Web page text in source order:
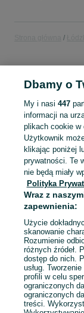
kury
Mapa kategorii
Mapa miejscowości
Mapa ministron
Popularne
Dbamy o
My i nasi 447
informacji na
plikach cookie w
Użytkownik
klikając poniżej
prywatności. Te
nie będą miały
Polityka
Wraz z
zapewnienia:
Użycie
skanowanie
Rozumienie
różnych źródeł.
dostęp do nich.
usług.
profili w celu
ograniczonych
ograniczonych
treści.